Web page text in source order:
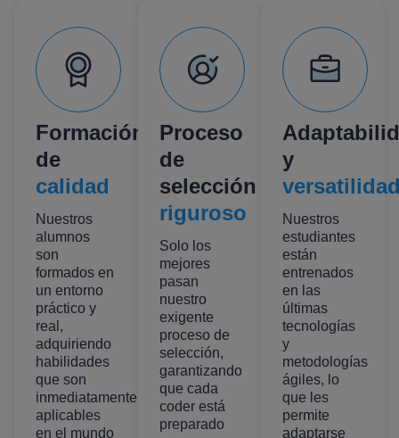
Formación
de
calidad
Nuestros
alumnos
son
formados en
un entorno
práctico y
real,
adquiriendo
habilidades
que son
inmediatamente
aplicables
en el mundo
Proceso
de
selección
riguroso
Solo los
mejores
pasan
nuestro
exigente
proceso de
selección,
garantizando
que cada
coder está
preparado
y
Nuestros
estudiantes
están
entrenados
en las
últimas
tecnologías
y
metodologías
ágiles, lo
que les
permite
adaptarse